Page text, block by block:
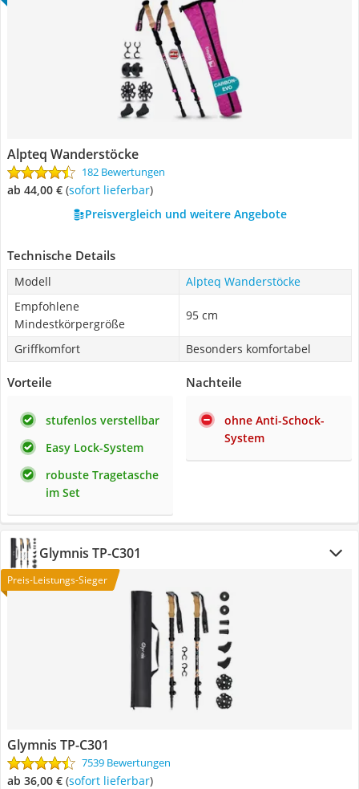
Alpteq Wanderstöcke
182 Bewertungen
ab 44,00 € ( Sofort lieferbar)
Preisvergleich und weitere Angebote
Technische Details
Modell
Alpteq Wanderstöcke
Empfohlene
Mindestkörpergröße
95 cm
Griffkomfort Besonders komfortabel
Vorteile
stufenlos verstellbar
Easy Lock-System
robuste Tragetasche
im Set
Nachteile
ohne Anti-Schock-
System
Glymnis TP-C301
Preis-Leistungs-Sieger
Glymnis TP-C301
7539 Bewertungen
ab 36,00 € ( Sofort lieferbar)